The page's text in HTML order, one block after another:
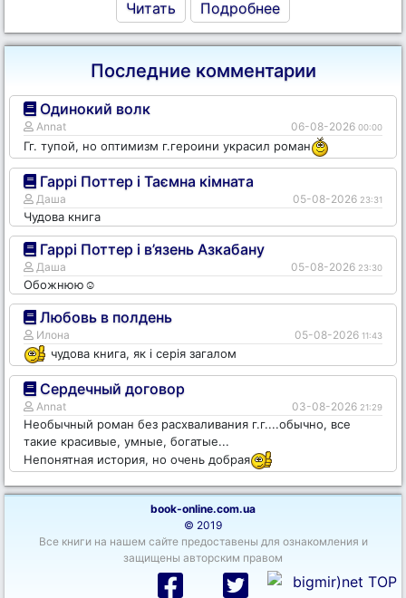
Читать Подробнее
Последние комментарии
Одинокий волк
Annat 06-08-2026 00:00
Гг. тупой, но оптимизм г.героини украсил роман
Гаррі Поттер і Таємна кімната
Даша 05-08-2026 23:31
Чудова книга
Гаррі Поттер і в’язень Азкабану
Даша 05-08-2026 23:30
Обожнюю☺️
Любовь в полдень
Илона 05-08-2026 11:43
чудова книга, як і серія загалом
Сердечный договор
Annat 03-08-2026 21:29
Необычный роман без расхваливания г.г....обычно, все
такие красивые, умные, богатые...
Непонятная история, но очень добрая
book-online.com.ua
© 2019
Все книги на нашем сайте предоставены для ознакомления и
защищены авторским правом